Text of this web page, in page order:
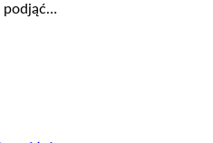
podjąć…